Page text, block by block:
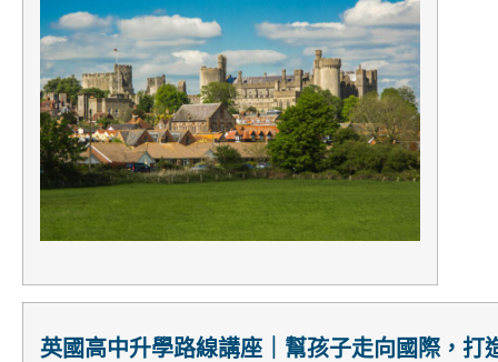
英國高中升學路線講座｜幫孩子走向國際，打